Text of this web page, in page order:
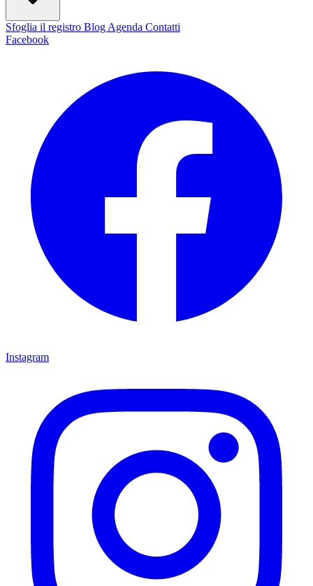
Sfoglia il registro Blog Agenda Contatti
Facebook
Instagram